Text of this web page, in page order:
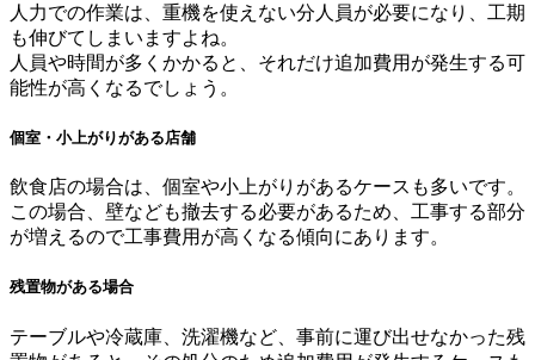
人力での作業は、重機を使えない分人員が必要になり、工期
も伸びてしまいますよね。
人員や時間が多くかかると、それだけ追加費用が発生する可
能性が高くなるでしょう。
個室・小上がりがある店舗
飲食店の場合は、個室や小上がりがあるケースも多いです。
この場合、壁なども撤去する必要があるため、工事する部分
が増えるので工事費用が高くなる傾向にあります。
残置物がある場合
テーブルや冷蔵庫、洗濯機など、事前に運び出せなかった残